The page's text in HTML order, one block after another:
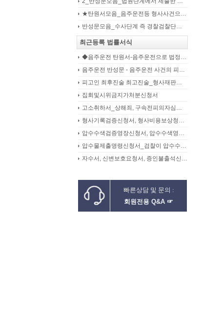
★탄원서모음_음주운전등 형사사건으로 수사기관 및 법원에 제출된 주변인 작성 선처호소 탄원서(208page)
반성문모음_수사단계 즉 경찰검찰단계에서 제출한 가해자작성 반성문(300page)
최근등록 법률서식
◆음주운전 탄원서-음주운전으로 법정구속된 피고인의 선처를 위해 항소심에서 제출하는 탄원서(45page)
음주운전 반성문 - 음주운전 사건의 피의자, 피고인이 선처를 구하며 작성제출하는 반성문
피고인 최후진술 최고진술_형사재판의 변론종결시 피고인이 재판장님께 하는 최종진술 의견내용(36페이지)
집회및시위금지가처분신청서
고소취하서_상해죄, 구속전피의자심문신청서, 보석신청취하서, 형확정증명원
형사기록검증신청서, 형사비용보상청구서
압수수색검증영장신청서, 압수수색영장신청서
압수물제출명령신청서_검찰이 압수수색을 통해 확보한 압수물대상
자수서, 신변보호요청서, 증인불출석신고서
빠른상담 및 문의 :
회원전용 Q&A ☞